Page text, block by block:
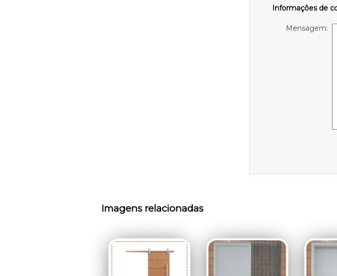
Informações de
Mensagem:
Imagens relacionadas